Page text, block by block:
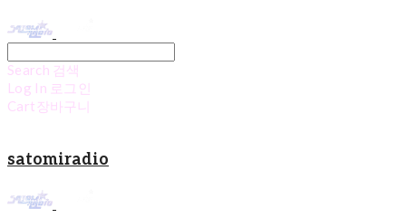
Search 검색
Log In 로그인
Cart 장바구니
satomiradio